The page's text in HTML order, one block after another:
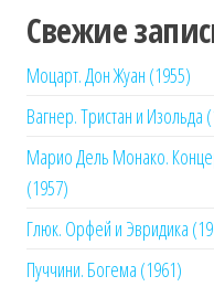
Свежие
Моцарт. Дон Жуан (1955)
Вагнер. Тристан и Изольда
Марио Дель Монако.
(1957)
Глюк. Орфей и Эвридика
Пуччини. Богема (1961)